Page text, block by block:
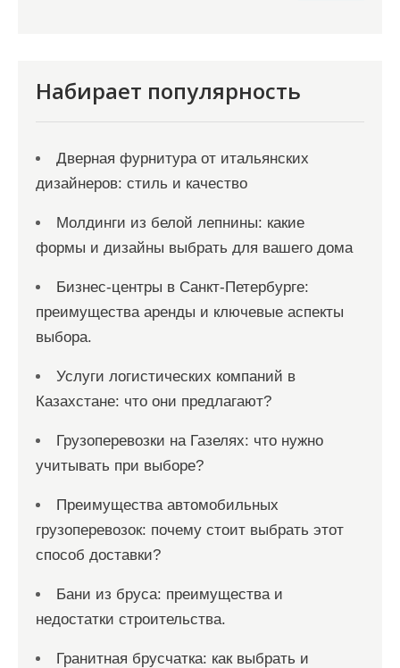
Набирает популярность
Дверная фурнитура от итальянских
дизайнеров: стиль и качество
Молдинги из белой лепнины: какие
формы и дизайны выбрать для вашего дома
Бизнес-центры в Санкт-Петербурге:
преимущества аренды и ключевые аспекты
выбора.
Услуги логистических компаний в
Казахстане: что они предлагают?
Грузоперевозки на Газелях: что нужно
учитывать при выборе?
Преимущества автомобильных
грузоперевозок: почему стоит выбрать этот
способ доставки?
Бани из бруса: преимущества и
недостатки строительства.
Гранитная брусчатка: как выбрать и